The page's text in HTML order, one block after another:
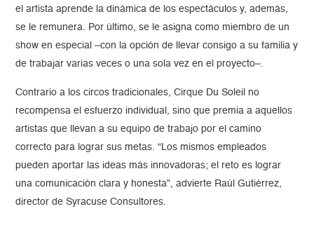
el artista aprende la dinámica de los espectáculos y, además,
se le remunera. Por último, se le asigna como miembro de un
show en especial –con la opción de llevar consigo a su familia y
de trabajar varias veces o una sola vez en el proyecto–.
Contrario a los circos tradicionales, Cirque Du Soleil no
recompensa el esfuerzo individual, sino que premia a aquellos
artistas que llevan a su equipo de trabajo por el camino
correcto para lograr sus metas. “Los mismos empleados
pueden aportar las ideas más innovadoras; el reto es lograr
una comunicación clara y honesta”, advierte Raúl Gutiérrez,
director de Syracuse Consultores.